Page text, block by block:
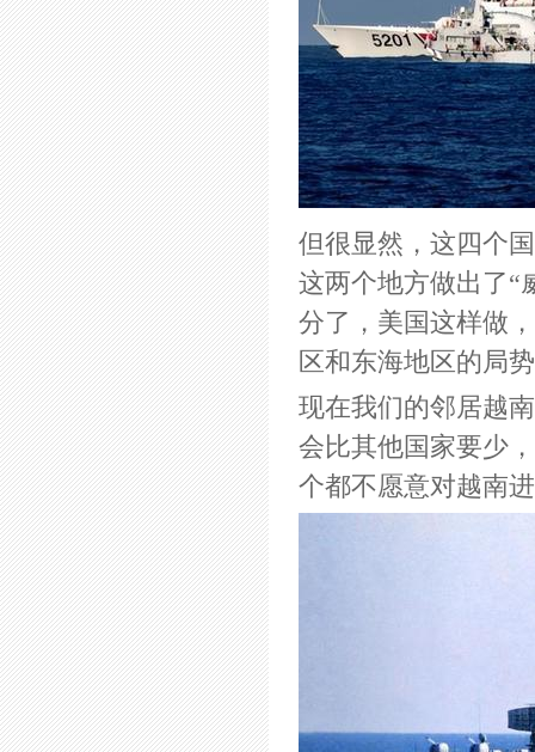
但很显然，这四个
这两个地方做出了“
分了，美国这样做
区和东海地区的局
现在我们的邻居越
会比其他国家要少
个都不愿意对越南